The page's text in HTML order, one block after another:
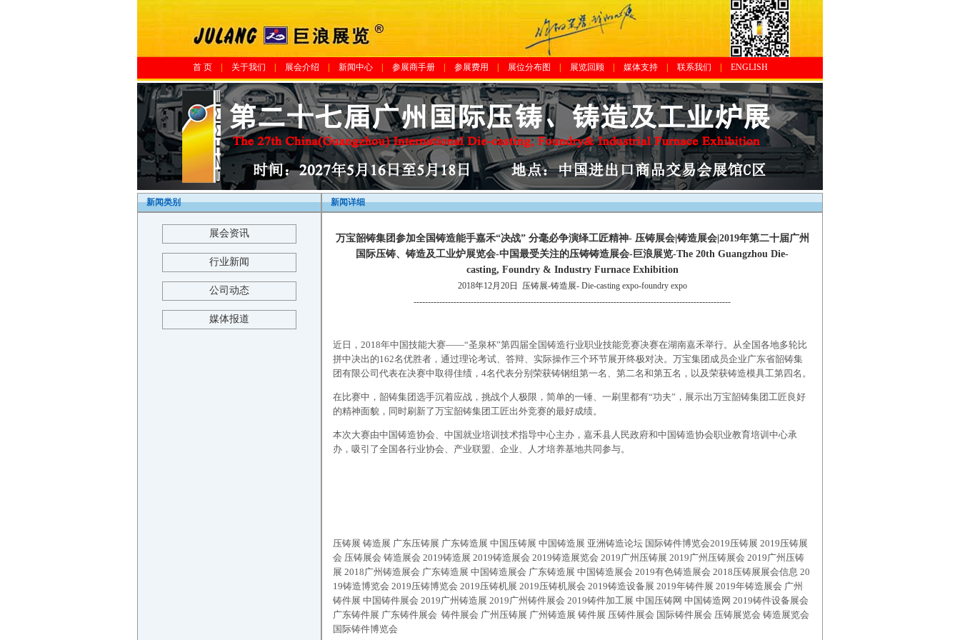
首 页 关于我们 展会介绍 新闻中心 参展商手册| 参展费用 展位分布图 展览回顾 媒体支持| 联系我们 ENGLISH
新闻类别
展会资讯
行业新闻
公司动态
媒体报道
新闻详细
万宝韶铸集团参加全国铸造能手嘉禾“决战” 分毫必争演绎工匠精神- 压铸展会|铸造展会|2019年第二十届广州
国际压铸、铸造及工业炉展览会-中国最受关注的压铸铸造展会-巨浪展览-The 20th Guangzhou Die-
casting, Foundry & Industry Furnace Exhibition
2018年12月20日
压铸展-铸造展- Die-casting expo-foundry expo
---------------------------------------------------------------------------------------------------------------
近日，2018年中国技能大赛——“圣泉杯”第四届全国铸造行业职业技能竞赛决赛在湖南嘉禾举行。从全国各地多轮比
拼中决出的162名优胜者，通过理论考试、答辩、实际操作三个环节展开终极对决。万宝集团成员企业广东省韶铸集
团有限公司代表在决赛中取得佳绩，4名代表分别荣获铸钢组第一名、第二名和第五名，以及荣获铸造模具工第四名。
在比赛中，韶铸集团选手沉着应战，挑战个人极限，简单的一锤、一刷里都有“功夫”，展示出万宝韶铸集团工匠良好
的精神面貌，同时刷新了万宝韶铸集团工匠出外竞赛的最好成绩。
本次大赛由中国铸造协会、中国就业培训技术指导中心主办，嘉禾县人民政府和中国铸造协会职业教育培训中心承
办，吸引了全国各行业协会、产业联盟、企业、人才培养基地共同参与。
压铸展 铸造展 广东压铸展 广东铸造展 中国压铸展 中国铸造展 亚洲铸造论坛 国际铸件博览会2019压铸展 2019压铸展
会 压铸展会 铸造展会 2019铸造展 2019铸造展会 2019铸造展览会 2019广州 压铸展 2019广州 压铸展会 2019广州 压铸
展 2018广州 铸造展会 广东铸造展 中国铸造展会 广东铸造展 中国铸造展会 2019有色铸造展会 2018压铸展展会信息 20
19铸造博览会 2019压铸博览会 2019压铸机展 2019压铸机展会 2019铸造设备展 2019年铸件展 2019年铸造展会 广州
铸件展 中国铸件展会 2019广州铸造展 2019广州铸件展会 2019铸件加工展 中国压铸网 中国铸造网 2019铸件设备展会
广东铸件展 广东铸件展会 铸件展会 广州压铸展 广州铸造展 铸件展 压铸件展会 国际铸件展会 压铸展览会 铸造展览会
国际铸件博览会